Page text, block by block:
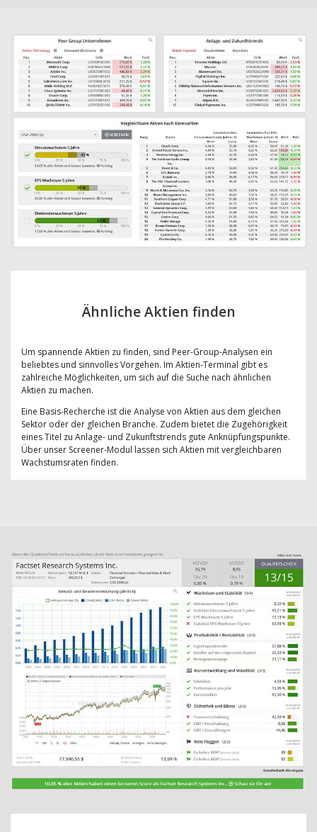
Ähnliche Aktien finden
Um spannende Aktien zu finden, sind Peer-Group-Analysen ein
beliebtes und sinnvolles Vorgehen. Im Aktien-Terminal gibt es
zahlreiche Möglichkeiten, um sich auf die Suche nach ähnlichen
Aktien zu machen.
Eine Basis-Recherche ist die Analyse von Aktien aus dem gleichen
Sektor oder der gleichen Branche. Zudem bietet die Zugehörigkeit
eines Titel zu Anlage- und Zukunftstrends gute Anknüpfungspunkte.
Über unser Screener-Modul lassen sich Aktien mit vergleichbaren
Wachstumsraten finden.